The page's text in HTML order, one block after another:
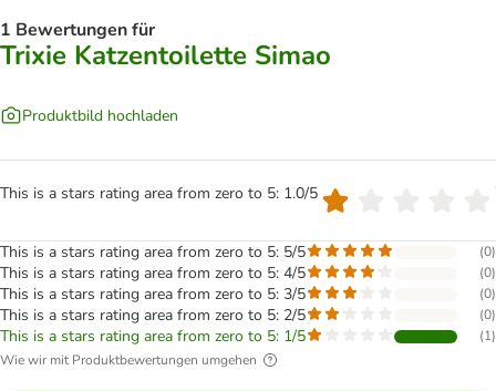
1 Bewertungen für
Trixie Katzentoilette Simao
Produktbild hochladen
This is a stars rating area from zero to 5: 1.0/5
This is a stars rating area from zero to 5: 5/5 (0)
This is a stars rating area from zero to 5: 4/5 (0)
This is a stars rating area from zero to 5: 3/5 (0)
This is a stars rating area from zero to 5: 2/5 (0)
This is a stars rating area from zero to 5: 1/5 (1)
Wie wir mit Produktbewertungen umgehen